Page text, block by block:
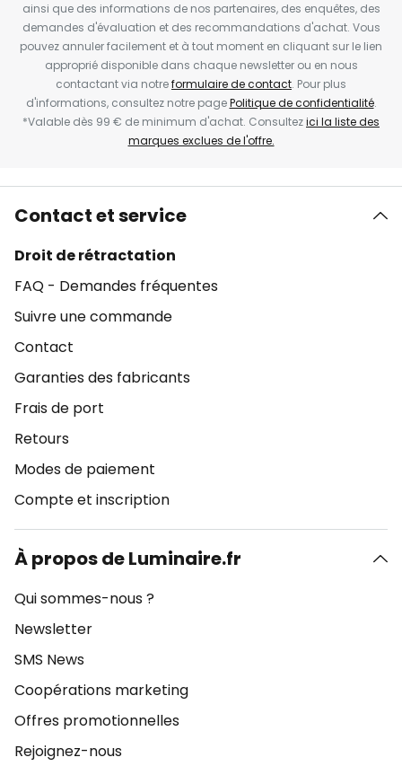
ainsi que des informations de nos partenaires, des enquêtes, des
demandes d'évaluation et des recommandations d'achat. Vous
pouvez annuler facilement et à tout moment en cliquant sur le lien
approprié disponible dans chaque newsletter ou en nous
contactant via notreformulaire de contact. Pour plus
d'informations, consultez notre pagePolitique de confidentialité.
*Valable dès 99 € de minimum d'achat. Consultezici la liste des
marques exclues de l'offre.
Contact et service
Droit de rétractation
FAQ - Demandes fréquentes
Suivre une commande
Contact
Garanties des fabricants
Frais de port
Retours
Modes de paiement
Compte et inscription
À propos de Luminaire.fr
Qui sommes-nous ?
Newsletter
SMS News
Coopérations marketing
Offres promotionnelles
Rejoignez-nous